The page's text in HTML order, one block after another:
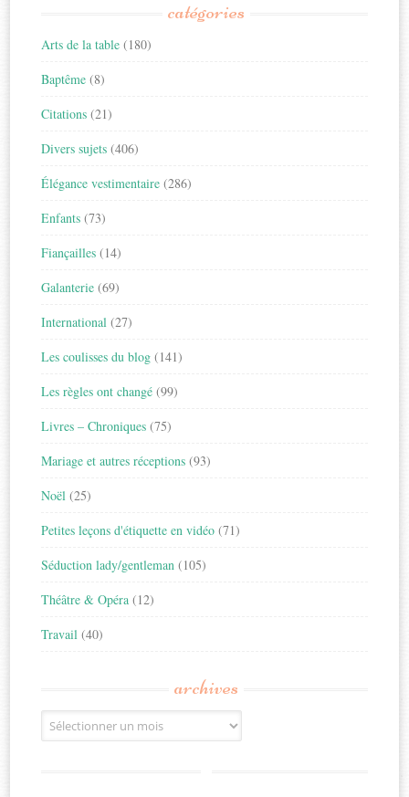
catégories
Arts de la table (180)
Baptême (8)
Citations (21)
Divers sujets (406)
Élégance vestimentaire (286)
Enfants (73)
Fiançailles (14)
Galanterie (69)
International (27)
Les coulisses du blog (141)
Les règles ont changé (99)
Livres – Chroniques (75)
Mariage et autres réceptions (93)
Noël (25)
Petites leçons d'étiquette en vidéo (71)
Séduction lady/gentleman (105)
Théâtre & Opéra (12)
Travail (40)
archives
Archives